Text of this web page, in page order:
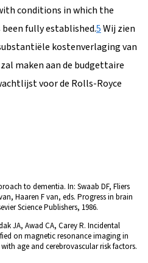
conditions in which the
fully established.5Wij zien
kostenverlaging van
maken aan de budgettaire
voor de Rolls-Royce
to dementia. In: Swaab DF, Fliers
Haaren F van, eds. Progress in brain
Science Publishers, 1986.
JA, Awad CA, Carey R. Incidental
on magnetic resonance imaging in
age and cerebrovascular risk factors.